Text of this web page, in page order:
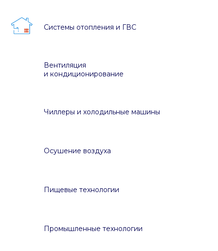
Системы отопления и ГВС
Вентиляция
и кондиционирование
Чиллеры и холодильные машины
Осушение воздуха
Пищевые технологии
Промышленные технологии